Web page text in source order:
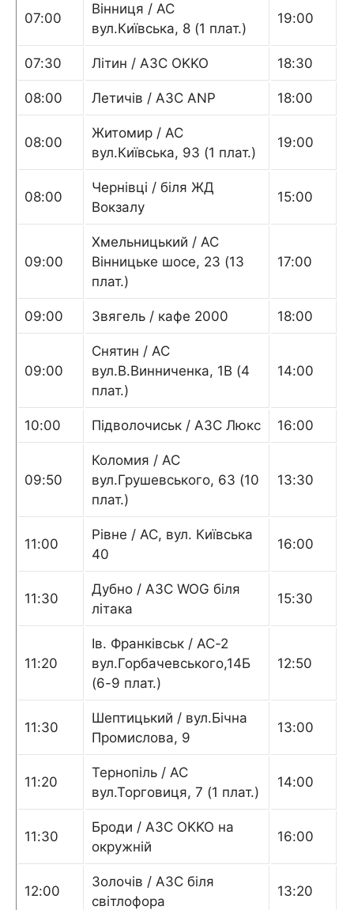
07:00
Вінниця / АС
вул.Київська, 8 (1 плат.)
19:00
07:30 Літин / АЗС OKKO 18:30
08:00 Летичів / АЗС ANP 18:00
08:00
Житомир / АС
вул.Київська, 93 (1 плат.)
19:00
08:00
Чернівці / біля ЖД
Вокзалу
15:00
09:00
Хмельницький / АС
Вінницьке шосе, 23 (13
плат.)
17:00
09:00 Звягель / кафе 2000 18:00
09:00
Снятин / АС
вул.В.Винниченка, 1В (4
плат.)
14:00
10:00 Підволочиськ / АЗС Люкс 16:00
09:50
Коломия / АС
вул.Грушевського, 63 (10
плат.)
13:30
11:00
Рівне / АС, вул. Київська
40
16:00
11:30
Дубно / АЗС WOG біля
літака
15:30
11:20
Ів. Франківськ / АС-2
вул.Горбачевського,14Б
(6-9 плат.)
12:50
11:30
Шептицький / вул.Бічна
Промислова, 9
13:00
11:20
Тернопіль / АС
вул.Торговиця, 7 (1 плат.)
14:00
11:30
Броди / АЗС OKKO на
окружній
16:00
12:00
Золочів / АЗС біля
світлофора
13:20